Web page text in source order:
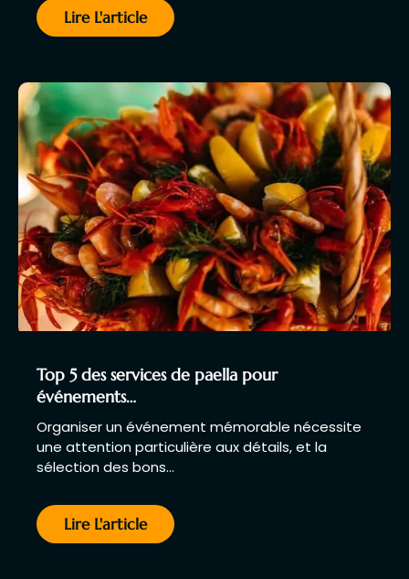
Lire L'article
Top 5 des services de paella pour
événements…
Organiser un événement mémorable nécessite
une attention particulière aux détails, et la
sélection des bons…
Lire L'article